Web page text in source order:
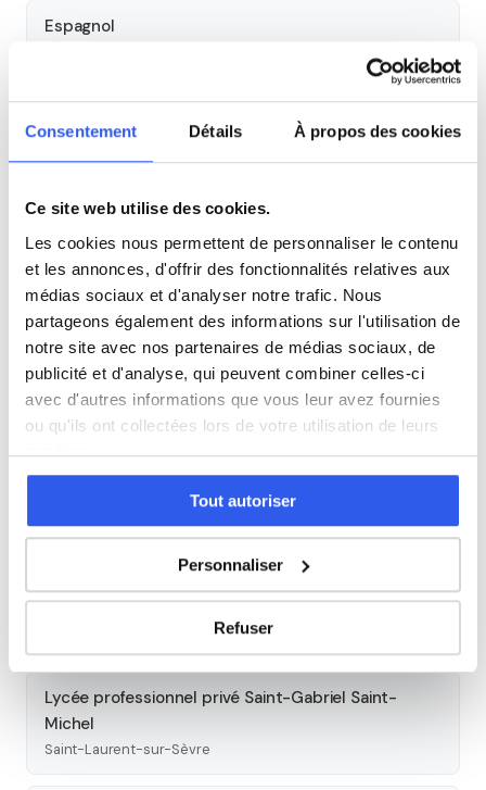
Consentement Détails À propos des cookies
Ce site web utilise des cookies.
Les cookies nous permettent de personnaliser le contenu
et les annonces, d'offrir des fonctionnalités relatives aux
médias sociaux et d'analyser notre trafic. Nous
partageons également des informations sur l'utilisation de
notre site avec nos partenaires de médias sociaux, de
publicité et d'analyse, qui peuvent combiner celles-ci
avec d'autres informations que vous leur avez fournies
ou qu'ils ont collectées lors de votre utilisation de leurs
services.
Tout autoriser
Personnaliser
Refuser
Espagnol
Cours par niveau
Seconde Première
Autres lycées à proximité
Lycée polyvalent Notre-Dame du Roc
La Roche-sur-Yon
Lycée polyvalent François Rabelais
Fontenay-le-Comte
La Roche-sur-Yon
Lycée polyvalent Notre-Dame
Lycée professionnel privé Saint-Gabriel Saint-
Michel
Saint-Laurent-sur-Sèvre